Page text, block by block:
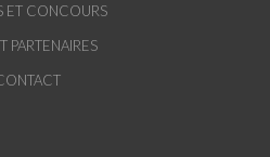
ET CONCOURS
PARTENAIRES